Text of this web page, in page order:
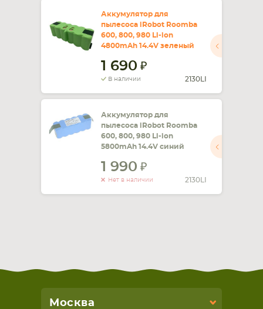
Аккумулятор для
пылесоса iRobot Roomba
600, 800, 980 Li-ion
4800mAh 14.4V зеленый
1 690
В наличии 2130LI
Аккумулятор для
пылесоса iRobot Roomba
600, 800, 980 Li-ion
5800mAh 14.4V синий
1 990
Нет в наличии 2130LI
Москва